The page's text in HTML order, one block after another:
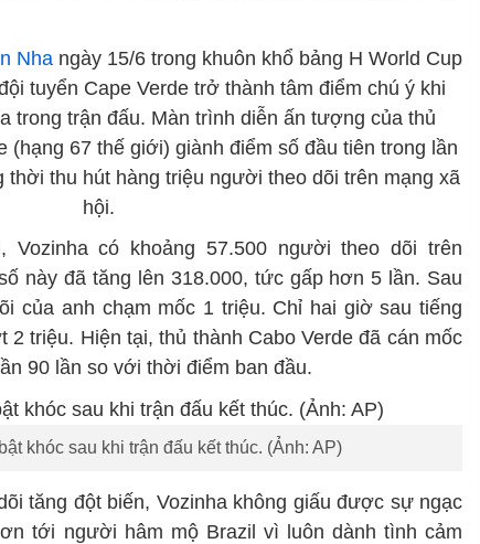
Nhangày 15/6 trong khuôn khổ bảng H World Cup
tuyển Cape Verde trở thành tâm điểm chú ý khi
trong trận đấu. Màn trình diễn ấn tượng của thủ
(hạng 67 thế giới) giành điểm số đầu tiên trong lần
thời thu hút hàng triệu người theo dõi trên mạng xã
hội.
Vozinha có khoảng 57.500 người theo dõi trên
này đã tăng lên 318.000, tức gấp hơn 5 lần. Sau
của anh chạm mốc 1 triệu. Chỉ hai giờ sau tiếng
triệu. Hiện tại, thủ thành Cabo Verde đã cán mốc
90 lần so với thời điểm ban đầu.
khóc sau khi trận đấu kết thúc. (Ảnh: AP)
tăng đột biến, Vozinha không giấu được sự ngạc
tới người hâm mộ Brazil vì luôn dành tình cảm